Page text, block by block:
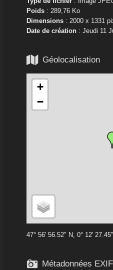
Poids: 289,76 Ko
Dimensions: 2000 x 1331
Date de création: Jeudi 11
 Géolocalisation
+
−
47° 56' 56.52" N, 0° 12'
 Métadonnées EXIF